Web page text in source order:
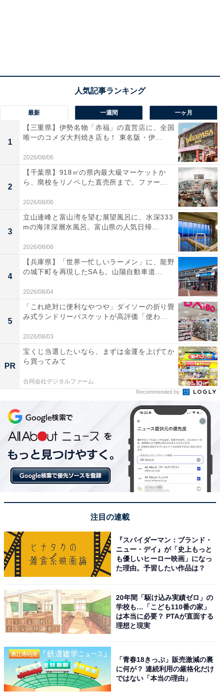
最新 一週間 一ヶ月
1
【三重県】伊勢名物「赤福」の直営店に、全国
唯一のコメダ大判焼き店も！ 東名阪・伊...
2026/08/06
2
【千葉県】918㎡の県内最大級マーケットか
ら、廃校をリノベした直売所まで。ファー...
2026/08/06
3
立山連峰と富山湾を望む展望風呂に、水深333
mの海洋深層水風呂。富山県の人気日帰...
2026/08/06
4
【兵庫県】「世界一忙しいラーメン」に、龍野
の城下町を再現したSAも。山陽自動車道...
2026/08/04
5
「これ絶対に便利なやつや」ダイソーの折り畳
み式ランドリーバスケットが高評価「使わ...
2026/08/03
PR
宝くじ当選したいなら、まずは金運を上げてか
ら買ってみて
合同会社デジタルファーム
Recommended by
注目の連載
『スパイダーマン：ブランド・
ニュー・デイ』が「史上もっと
も優しいヒーロー映画」になっ
た理由。予習したい作品は？
20年間「駆け込み実績ゼロ」の
学校も…「こども110番の家」
は本当に必要？ PTAが直面する
理想と現実
「青春18きっぷ」販売激減の裏
に何が？ 連続利用の厳格化だけ
ではない「本当の理由」